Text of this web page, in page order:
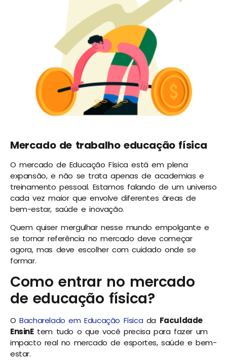
Mercado de trabalho educação física
O mercado de Educação Física está em plena
expansão, e não se trata apenas de academias e
treinamento pessoal. Estamos falando de um universo
cada vez maior que envolve diferentes áreas de
bem-estar, saúde e inovação.
Quem quiser mergulhar nesse mundo empolgante e
se tornar referência no mercado deve começar
agora, mas deve escolher com cuidado onde se
formar.
Como entrar no mercado
de educação física?
OBacharelado em Educação Física da Faculdade
EnsinEtem tudo o que você precisa para fazer um
impacto real no mercado de esportes, saúde e bem-
estar.